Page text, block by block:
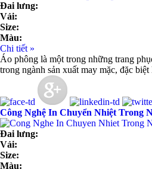
Đai lưng:
Vải:
Size:
Màu:
Chi tiết »
Áo phông là một trong những trang
trong ngành sản xuất may mặc, đặc
Công Nghệ In Chuyển Nhiệt Trong
Đai lưng:
Vải:
Size:
Màu: